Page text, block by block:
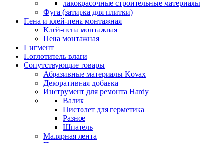
лакокрасочные строительные материалы
Фуга (затирка для плитки)
Пена и клей-пена монтажная
Клей-пена монтажная
Пена монтажная
Пигмент
Поглотитель влаги
Сопутствующие товары
Абразивные материалы Kovax
Декоративная добавка
Инструмент для ремонта Hardy
Валик
Пистолет для герметика
Разное
Шпатель
Малярная лента